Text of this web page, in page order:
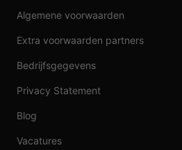
Algemene voorwaarden
Extra voorwaarden partners
Bedrijfsgegevens
Privacy Statement
Blog
Vacatures